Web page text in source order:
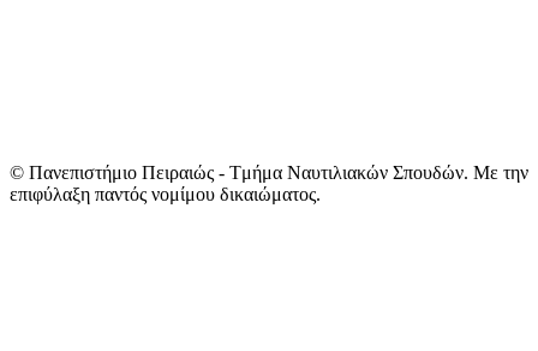
© Πανεπιστήμιο Πειραιώς - Tμήμα Ναυτιλιακών Σπουδών. Με την
επιφύλαξη παντός νομίμου δικαιώματος.